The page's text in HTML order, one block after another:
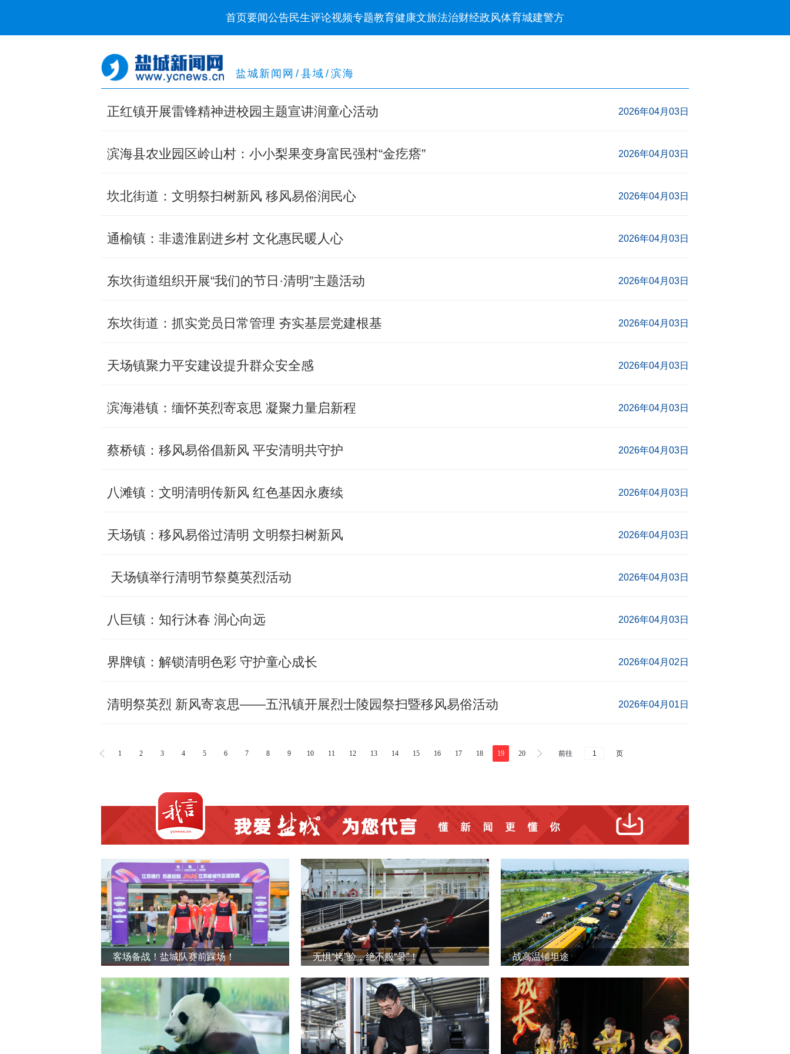
首页要闻公告民生评论视频专题教育健康文旅法治财经政风体育城建警方
盐城新闻网 / 县域 / 滨海
正红镇开展雷锋精神进校园主题宣讲润童心活动 2026年04月03日
滨海县农业园区岭山村：小小梨果变身富民强村“金疙瘩” 2026年04月03日
坎北街道：文明祭扫树新风 移风易俗润民心 2026年04月03日
通榆镇：非遗淮剧进乡村 文化惠民暖人心 2026年04月03日
东坎街道组织开展“我们的节日·清明”主题活动 2026年04月03日
东坎街道：抓实党员日常管理 夯实基层党建根基 2026年04月03日
天场镇聚力平安建设提升群众安全感 2026年04月03日
滨海港镇：缅怀英烈寄哀思 凝聚力量启新程 2026年04月03日
蔡桥镇：移风易俗倡新风 平安清明共守护 2026年04月03日
八滩镇：文明清明传新风 红色基因永赓续 2026年04月03日
天场镇：移风易俗过清明 文明祭扫树新风 2026年04月03日
天场镇举行清明节祭奠英烈活动 2026年04月03日
八巨镇：知行沐春 润心向远 2026年04月03日
界牌镇：解锁清明色彩 守护童心成长 2026年04月02日
清明祭英烈 新风寄哀思——五汛镇开展烈士陵园祭扫暨移风易俗活动 2026年04月01日
1 2 3 4 5 6 7 8 9 10 11 12 13 14 15 16 17 18 19 20 前往 页
客场备战！盐城队赛前踩场！ 无惧“烤”验，绝不服“暑”！ 战高温铺坦途